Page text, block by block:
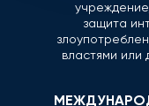
защита
властями или